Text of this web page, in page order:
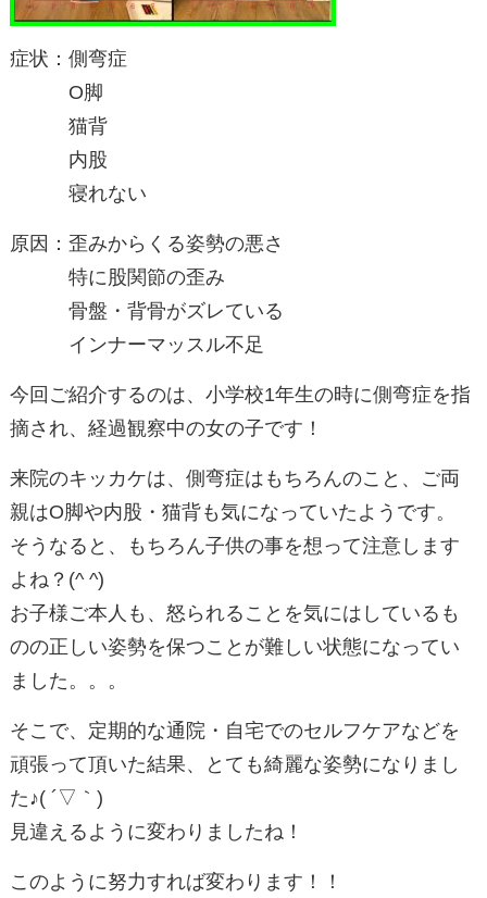
症状：側弯症
O脚
猫背
内股
寝れない
原因：歪みからくる姿勢の悪さ
特に股関節の歪み
骨盤・背骨がズレている
インナーマッスル不足
今回ご紹介するのは、小学校1年生の時に側弯症を指
摘され、経過観察中の女の子です！
来院のキッカケは、側弯症はもちろんのこと、ご両
親はO脚や内股・猫背も気になっていたようです。
そうなると、もちろん子供の事を想って注意します
よね？(^ ^)
お子様ご本人も、怒られることを気にはしているも
のの正しい姿勢を保つことが難しい状態になってい
ました。。。
そこで、定期的な通院・自宅でのセルフケアなどを
頑張って頂いた結果、とても綺麗な姿勢になりまし
た♪( ´▽｀)
見違えるように変わりましたね！
このように努力すれば変わります！！